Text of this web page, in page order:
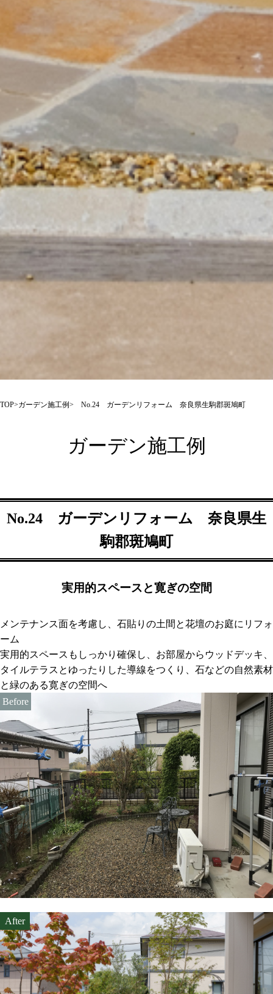
TOP>ガーデン施工例> No.24 ガーデンリフォーム 奈良県生駒郡斑鳩町
ガーデン施工例
No.24 ガーデンリフォーム 奈良県生
駒郡斑鳩町
実用的スペースと寛ぎの空間
メンテナンス面を考慮し、石貼りの土間と花壇のお庭にリフォ
ーム
実用的スペースもしっかり確保し、お部屋からウッドデッキ、
タイルテラスとゆったりした導線をつくり、石などの自然素材
と緑のある寛ぎの空間へ